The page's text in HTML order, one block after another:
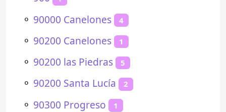
⚬ 90000 Canelones 4
⚬ 90200 Canelones 1
⚬ 90200 las Piedras 5
⚬ 90200 Santa Lucía 2
⚬ 90300 Progreso 1